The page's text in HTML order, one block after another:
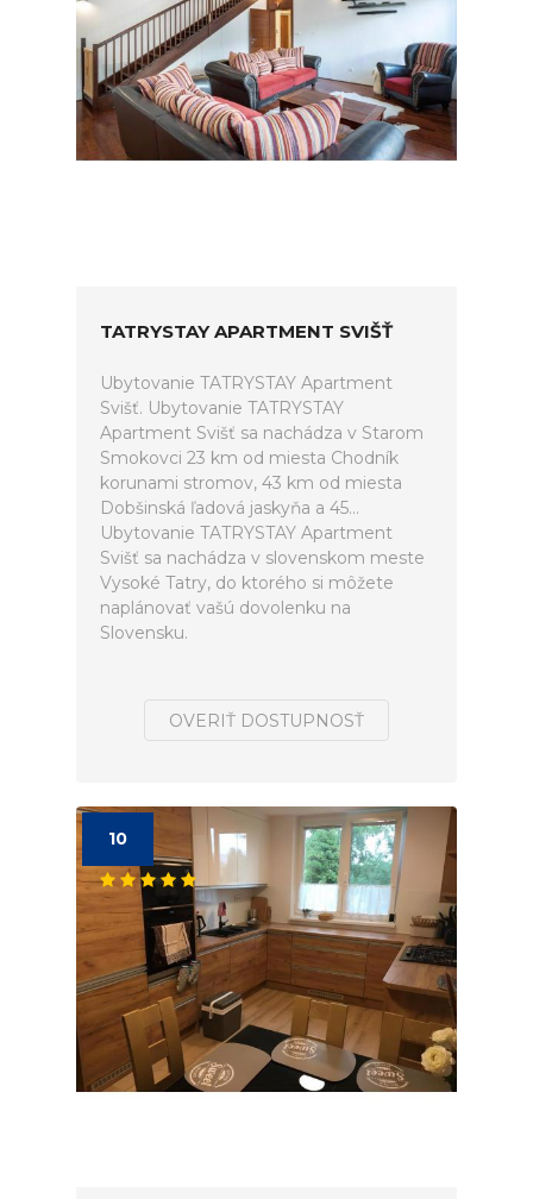
TATRYSTAY APARTMENT SVIŠŤ
Ubytovanie TATRYSTAY Apartment
Svišť. Ubytovanie TATRYSTAY
Apartment Svišť sa nachádza v Starom
Smokovci 23 km od miesta Chodník
korunami stromov, 43 km od miesta
Dobšinská ľadová jaskyňa a 45...
Ubytovanie TATRYSTAY Apartment
Svišť sa nachádza v slovenskom meste
Vysoké Tatry, do ktorého si môžete
naplánovať vašú dovolenku na
Slovensku.
OVERIŤ DOSTUPNOSŤ
10